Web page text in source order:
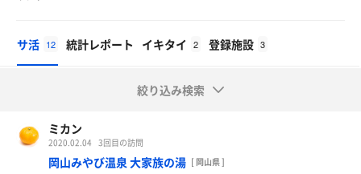
サ活 12 統計レポート イキタイ 2 登録施設 3
絞り込み検索
ミカン
2020.02.04 3回目の訪問
岡山みやび温泉 大家族の湯 [ 岡山県 ]